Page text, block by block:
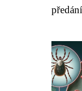
předání